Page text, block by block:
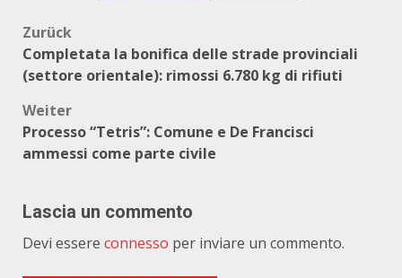
Beitragsnavigation
Zurück
Completata la bonifica delle strade provinciali
(settore orientale): rimossi 6.780 kg di rifiuti
Weiter
Processo “Tetris”: Comune e De Francisci
ammessi come parte civile
Lascia un commento
Devi essere connesso per inviare un commento.